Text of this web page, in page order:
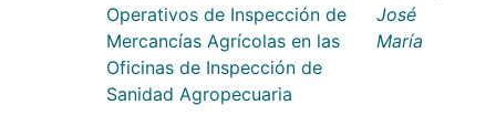
Operativos de Inspección de
Mercancías Agrícolas en las
Oficinas de Inspección de
Sanidad Agropecuaria
José
María